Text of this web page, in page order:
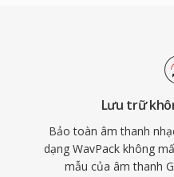
sheet nhúng và giá trị
cầu tổ chức của cả
lưỡng nhất.Lưu trữ
Bảo toàn âm thanh
dạng WavPack không
mẫu của âm thanh